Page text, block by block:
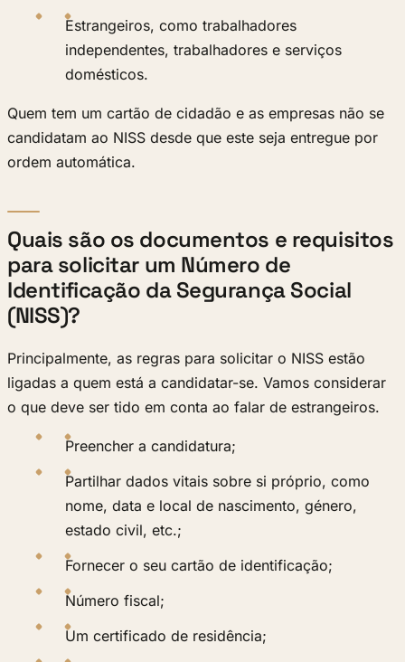
Estrangeiros, como trabalhadores
independentes, trabalhadores e serviços
domésticos.
Quem tem um cartão de cidadão e as empresas não se
candidatam ao NISS desde que este seja entregue por
ordem automática.
Quais são os documentos e requisitos
para solicitar um Número de
Identificação da Segurança Social
(NISS)?
Principalmente, as regras para solicitar o NISS estão
ligadas a quem está a candidatar-se. Vamos considerar
o que deve ser tido em conta ao falar de estrangeiros.
Preencher a candidatura;
Partilhar dados vitais sobre si próprio, como
nome, data e local de nascimento, género,
estado civil, etc.;
Fornecer o seu cartão de identificação;
Número fiscal;
Um certificado de residência;